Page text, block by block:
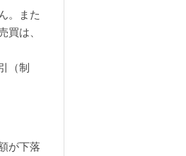
。また
は、
（制
が下落